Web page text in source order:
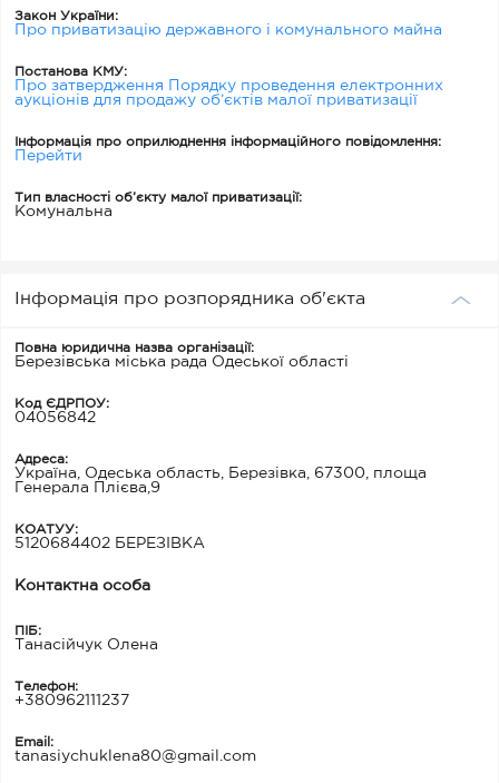
Закон України:
Про приватизацію державного і комунального майна
Постанова КМУ:
Про затвердження Порядку проведення електронних
аукціонів для продажу об’єктів малої приватизації
Інформація про оприлюднення інформаційного повідомлення:
Перейти
Тип власності об’єкту малої приватизації:
Комунальна
Інформація про розпорядника об'єкта
Повна юридична назва організації:
Березівська міська рада Одеської області
Код ЄДРПОУ:
04056842
Адреса:
Україна, Одеська область, Березівка, 67300, площа
Генерала Плієва,9
КОАТУУ:
5120684402 БЕРЕЗІВКА
Контактна особа
ПІБ:
Танасійчук Олена
Телефон:
+380962111237
Email:
tanasiychuklena80@gmail.com